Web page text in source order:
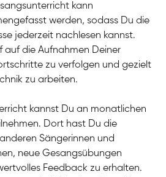
kann
werden, sodass Du die
jederzeit nachlesen kannst.
auf die Aufnahmen Deiner
zu verfolgen und gezielt
zu arbeiten.
kannst Du an monatlichen
Dort hast Du die
Sängerinnen und
neue Gesangsübungen
Feedback zu erhalten.